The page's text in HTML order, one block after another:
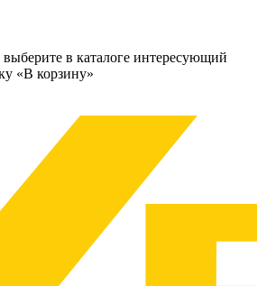
в каталоге интересующий
«В корзину»